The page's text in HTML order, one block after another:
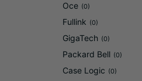
Oce (0)
Fullink (0)
GigaTech (0)
Packard Bell (0)
Case Logic (0)